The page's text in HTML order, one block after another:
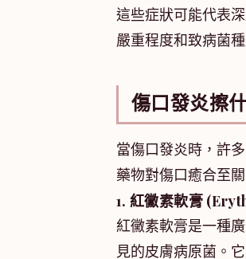
這些症狀可能代表
嚴重程度和致病菌
傷口發炎擦
當傷口發炎時，許
藥物對傷口癒合至
1. 紅黴素軟膏
紅黴素軟膏是一種
見的皮膚病原菌。